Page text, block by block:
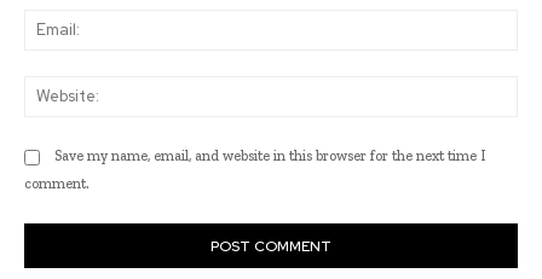
Save my name, email, and website in this browser for the next time I
comment.